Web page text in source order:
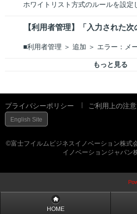
ホワイトリスト方式のルールを設定
■利用者管理 ＞ 追加 ＞ エラー：メ
もっと見る
プライバシーポリシー ご利用上の注意
English Site
©富士フイルムビジネスイノベーション株式
イノベーションジャパン
HOME